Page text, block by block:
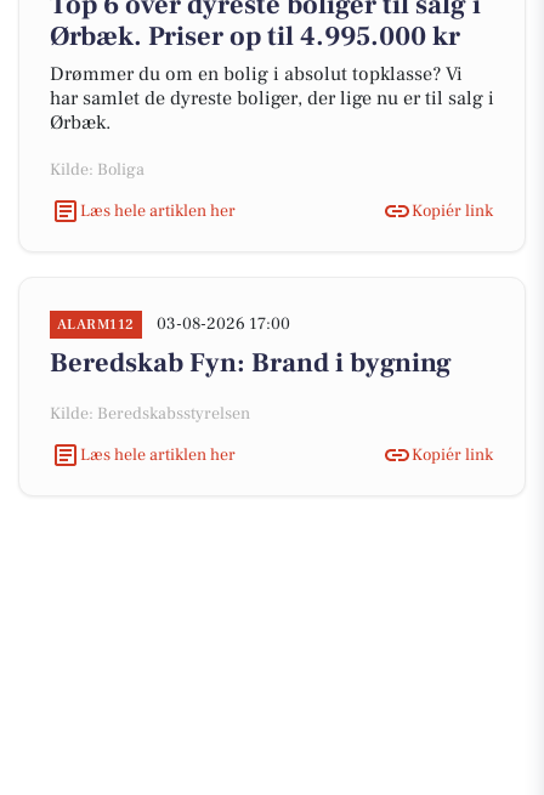
Ørbæk. Priser op til 4.995.000 kr
Drømmer du om en bolig i absolut topklasse? Vi
har samlet de dyreste boliger, der lige nu er til salg i
Ørbæk.
Kilde: Boliga
Læs hele artiklen her
Kopiér link
ALARM112 03-08-2026 17:00
Beredskab Fyn: Brand i bygning
Kilde: Beredskabsstyrelsen
Læs hele artiklen her
Kopiér link